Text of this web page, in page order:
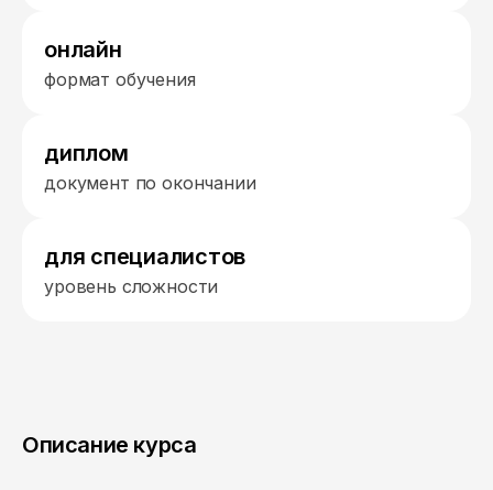
онлайн
формат обучения
диплом
документ по окончании
для специалистов
уровень сложности
Описание курса